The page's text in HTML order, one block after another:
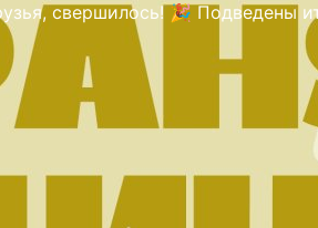
свершилось! 🎉 Подведены